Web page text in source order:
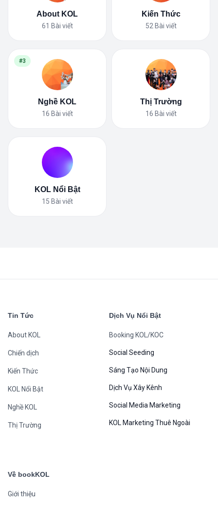
About KOL
61 Bài viết
Kiến Thức
52 Bài viết
#3
Nghề KOL
16 Bài viết
Thị Trường
16 Bài viết
KOL Nổi Bật
15 Bài viết
Tin Tức
About KOL
Chiến dịch
Kiến Thức
KOL Nổi Bật
Nghề KOL
Thị Trường
Dịch Vụ Nổi Bật
Booking KOL/KOC
Social Seeding
Sáng Tạo Nội Dung
Dịch Vụ Xây Kênh
Social Media Marketing
KOL Marketing Thuê Ngoài
Về bookKOL
Giới thiệu